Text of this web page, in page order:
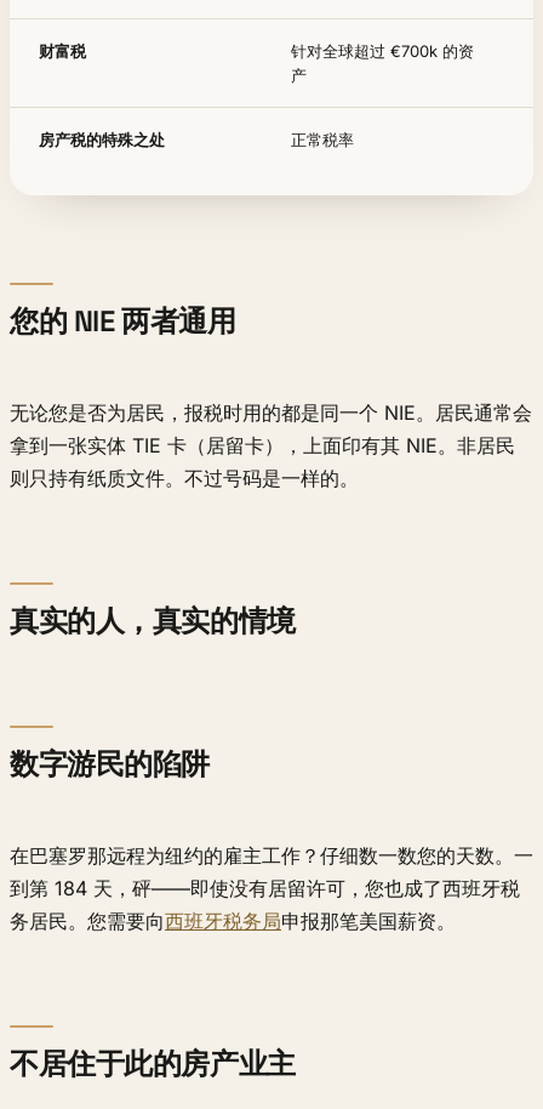
财富税
针对全球超过 €700k 的资
产
房产税的特殊之处 正常税率
您的 NIE 两者通用
无论您是否为居民，报税时用的都是同一个 NIE。居民通常会
拿到一张实体 TIE 卡（居留卡），上面印有其 NIE。非居民
则只持有纸质文件。不过号码是一样的。
真实的人，真实的情境
数字游民的陷阱
在巴塞罗那远程为纽约的雇主工作？仔细数一数您的天数。一
到第 184 天，砰——即使没有居留许可，您也成了西班牙税
务居民。您需要向西班牙税务局申报那笔美国薪资。
不居住于此的房产业主